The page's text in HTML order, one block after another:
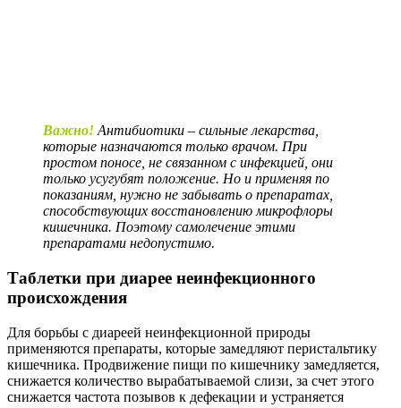
Важно! Антибиотики – сильные лекарства,
которые назначаются только врачом. При
простом поносе, не связанном с инфекцией, они
только усугубят положение. Но и применяя по
показаниям, нужно не забывать о препаратах,
способствующих восстановлению микрофлоры
кишечника. Поэтому самолечение этими
препаратами недопустимо.
Таблетки при диарее неинфекционного
происхождения
Для борьбы с диареей неинфекционной природы
применяются препараты, которые замедляют перистальтику
кишечника. Продвижение пищи по кишечнику замедляется,
снижается количество вырабатываемой слизи, за счет этого
снижается частота позывов к дефекации и устраняется